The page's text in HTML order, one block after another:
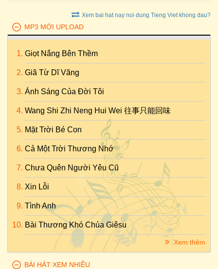
Xem bai hat nay noi dung Tieng Viet khong dau?
MP3 MỚI UPLOAD
Giọt Nắng Bên Thềm
Giã Từ Dĩ Vãng
Ánh Sáng Của Đời Tôi
Wang Shi Zhi Neng Hui Wei 往事只能回味
Mặt Trời Bé Con
Cả Một Trời Thương Nhớ
Chưa Quên Người Yêu Cũ
Xin Lỗi
Tình Anh
Bài Thương Khó Chúa Giêsu
Xem thêm
BÀI HÁT XEM NHIỀU